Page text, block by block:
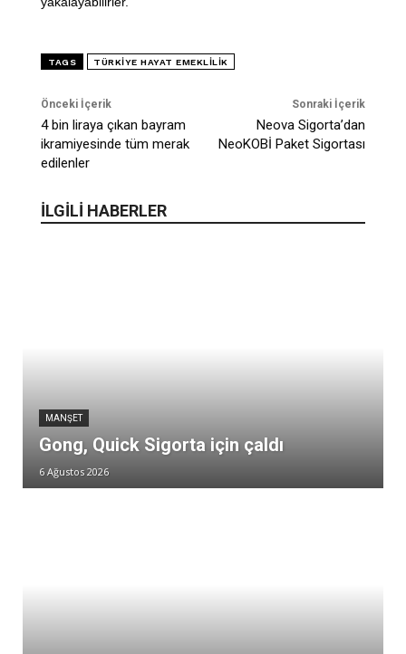
TAGS TÜRKIYE HAYAT EMEKLILIK
Önceki İçerik
4 bin liraya çıkan bayram
ikramiyesinde tüm merak
edilenler
Sonraki İçerik
Neova Sigorta’dan
NeoKOBİ Paket Sigortası
İLGİLİ HABERLER
MANŞET
Gong, Quick Sigorta için çaldı
6 Ağustos 2026